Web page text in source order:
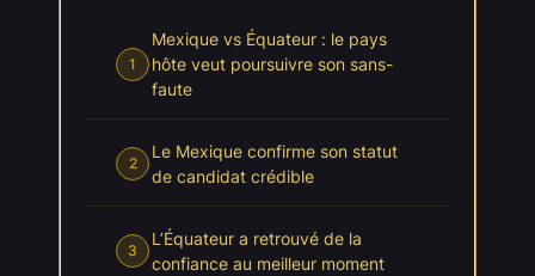
1
Mexique vs Équateur : le pays
hôte veut poursuivre son sans-
faute
2
Le Mexique confirme son statut
de candidat crédible
3
L’Équateur a retrouvé de la
confiance au meilleur moment